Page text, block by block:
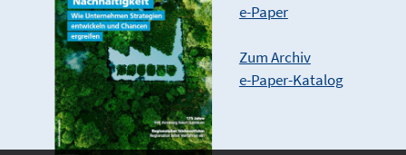
e-Paper
Zum Archiv
e-Paper-Katalog